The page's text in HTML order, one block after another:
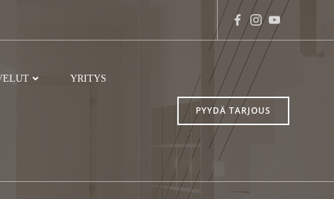
YRITYS
PYYDÄ TARJOUS